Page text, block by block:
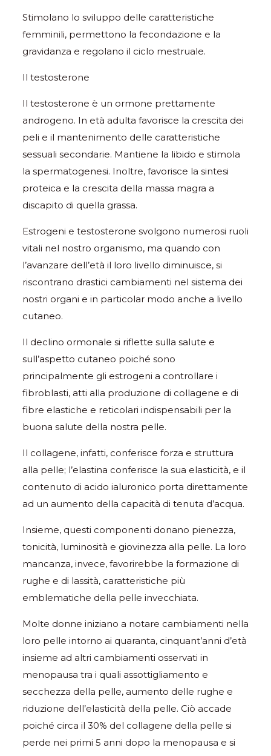
Stimolano lo sviluppo delle caratteristiche
femminili, permettono la fecondazione e la
gravidanza e regolano il ciclo mestruale.
Il testosterone
Il testosterone è un ormone prettamente
androgeno. In età adulta favorisce la crescita dei
peli e il mantenimento delle caratteristiche
sessuali secondarie. Mantiene la libido e stimola
la spermatogenesi. Inoltre, favorisce la sintesi
proteica e la crescita della massa magra a
discapito di quella grassa.
Estrogeni e testosterone svolgono numerosi ruoli
vitali nel nostro organismo, ma quando con
l’avanzare dell’età il loro livello diminuisce, si
riscontrano drastici cambiamenti nel sistema dei
nostri organi e in particolar modo anche a livello
cutaneo.
Il declino ormonale si riflette sulla salute e
sull’aspetto cutaneo poiché sono
principalmente gli estrogeni a controllare i
fibroblasti, atti alla produzione di collagene e di
fibre elastiche e reticolari indispensabili per la
buona salute della nostra pelle.
Il collagene, infatti, conferisce forza e struttura
alla pelle; l’elastina conferisce la sua elasticità, e il
contenuto di acido ialuronico porta direttamente
ad un aumento della capacità di tenuta d’acqua.
Insieme, questi componenti donano pienezza,
tonicità, luminosità e giovinezza alla pelle. La loro
mancanza, invece, favorirebbe la formazione di
rughe e di lassità, caratteristiche più
emblematiche della pelle invecchiata.
Molte donne iniziano a notare cambiamenti nella
loro pelle intorno ai quaranta, cinquant’anni d’età
insieme ad altri cambiamenti osservati in
menopausa tra i quali assottigliamento e
secchezza della pelle, aumento delle rughe e
riduzione dell’elasticità della pelle. Ciò accade
poiché circa il 30% del collagene della pelle si
perde nei primi 5 anni dopo la menopausa e si